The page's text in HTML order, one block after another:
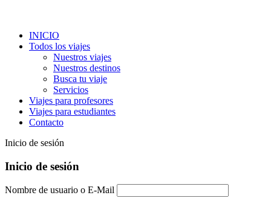
INICIO
Todos los viajes
Nuestros viajes
Nuestros destinos
Busca tu viaje
Servicios
Viajes para profesores
Viajes para estudiantes
Contacto
Inicio de sesión
Inicio de sesión
Nombre de usuario o E-Mail